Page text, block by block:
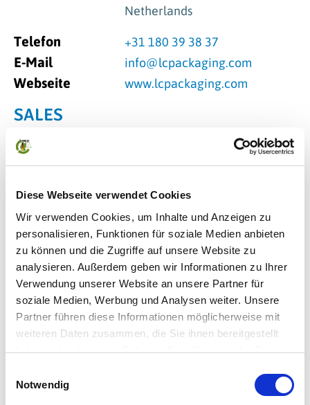
Diese Webseite verwendet Cookies
Wir verwenden Cookies, um Inhalte und Anzeigen zu
personalisieren, Funktionen für soziale Medien anbieten
zu können und die Zugriffe auf unsere Website zu
analysieren. Außerdem geben wir Informationen zu Ihrer
Verwendung unserer Website an unsere Partner für
soziale Medien, Werbung und Analysen weiter. Unsere
Partner führen diese Informationen möglicherweise mit
weiteren Daten zusammen, die Sie ihnen bereitgestellt
haben oder die sie im Rahmen Ihrer Nutzung der Dienste
Mehr Informationen finden Sie in unserer
Notwendig
Netherlands
Telefon +31 180 39 38 37
E-Mail info@lcpackaging.com
Webseite www.lcpackaging.com
SALES
Kevin Smyrek
ksmyrek@lcpackaging.com
Produktliste
BIG-BAGS
Produkttyp